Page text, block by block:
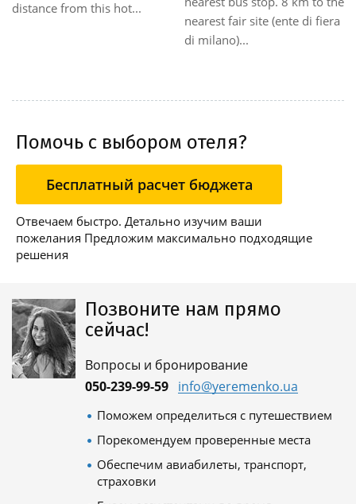
distance from this hot...
nearest fair site (ente di fiera
di milano)...
Помочь с выбором отеля?
Бесплатный расчет бюджета
Отвечаем быстро. Детально изучим ваши
пожелания Предложим максимально подходящие
решения
Позвоните нам прямо
сейчас!
Вопросы и бронирование
050-239-99-59 info@yeremenko.ua
Поможем определиться с путешествием
Порекомендуем проверенные места
Обеспечим авиабилеты, транспорт,
страховки